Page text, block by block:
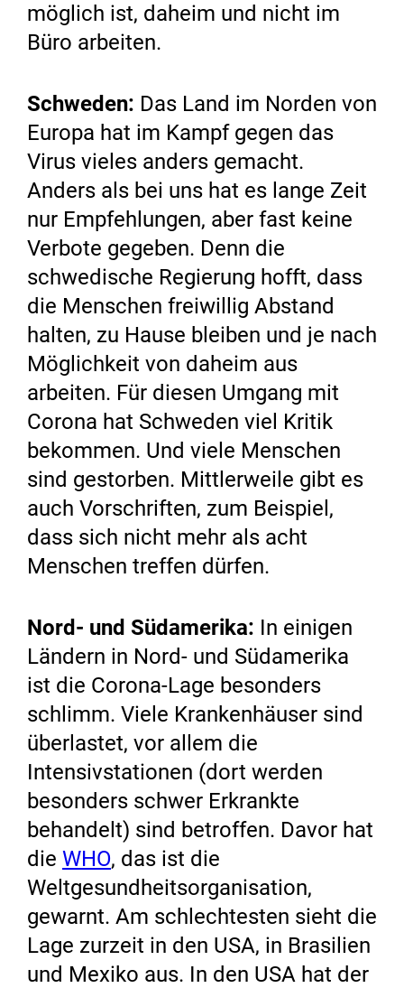
möglich ist, daheim und nicht im
Büro arbeiten.
Schweden: Das Land im Norden von
Europa hat im Kampf gegen das
Virus vieles anders gemacht.
Anders als bei uns hat es lange Zeit
nur Empfehlungen, aber fast keine
Verbote gegeben. Denn die
schwedische Regierung hofft, dass
die Menschen freiwillig Abstand
halten, zu Hause bleiben und je nach
Möglichkeit von daheim aus
arbeiten. Für diesen Umgang mit
Corona hat Schweden viel Kritik
bekommen. Und viele Menschen
sind gestorben. Mittlerweile gibt es
auch Vorschriften, zum Beispiel,
dass sich nicht mehr als acht
Menschen treffen dürfen.
Nord- und Südamerika: In einigen
Ländern in Nord- und Südamerika
ist die Corona-Lage besonders
schlimm. Viele Krankenhäuser sind
überlastet, vor allem die
Intensivstationen (dort werden
besonders schwer Erkrankte
behandelt) sind betroffen. Davor hat
die WHO, das ist die
Weltgesundheitsorganisation,
gewarnt. Am schlechtesten sieht die
Lage zurzeit in den USA, in Brasilien
und Mexiko aus. In den USA hat der